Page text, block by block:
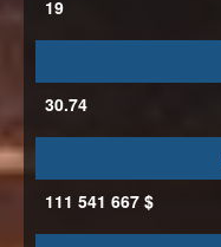
19
30.74
111 541 667 $